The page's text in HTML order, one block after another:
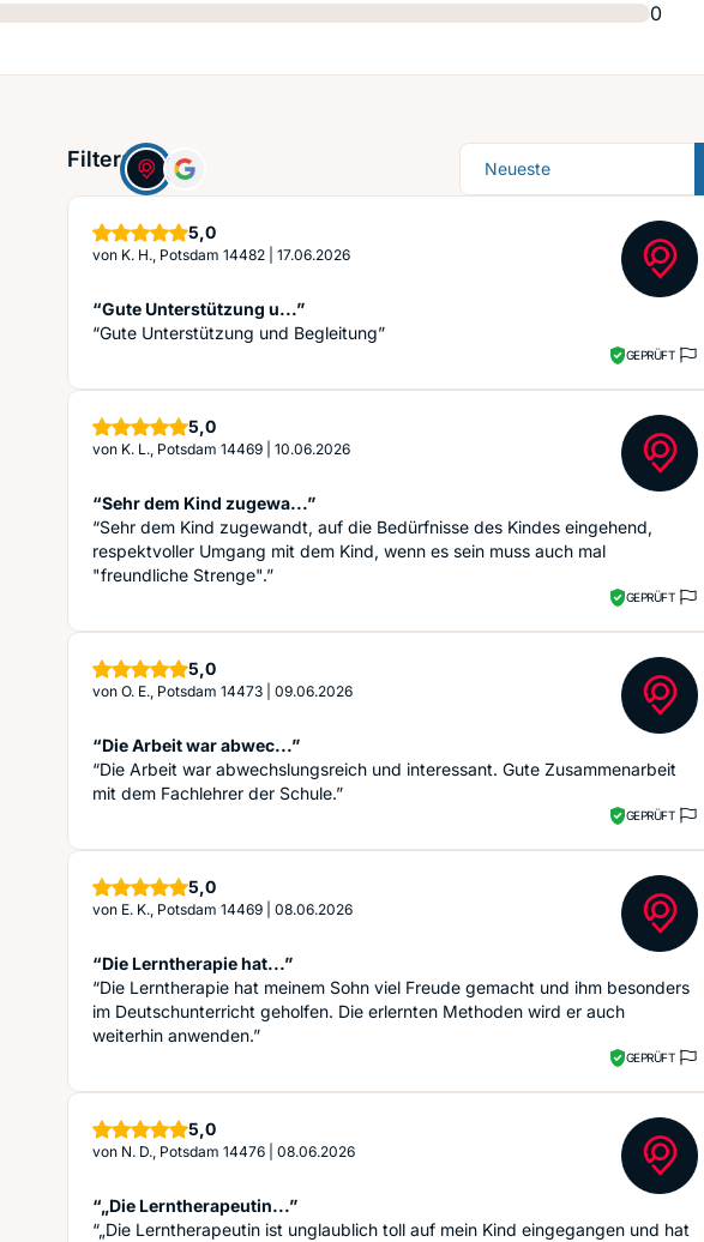
0
Filter: Sortierung
5,0Sterne
von K. H., Potsdam 14482 17.06.2026
“Gute Unterstützung u...”
“Gute Unterstützung und Begleitung”
GEPRÜFT
5,0Sterne
von K. L., Potsdam 14469 10.06.2026
“Sehr dem Kind zugewa...”
“Sehr dem Kind zugewandt, auf die Bedürfnisse des Kindes eingehend,
respektvoller Umgang mit dem Kind, wenn es sein muss auch mal
"freundliche Strenge".”
GEPRÜFT
5,0Sterne
von O. E., Potsdam 14473 09.06.2026
“Die Arbeit war abwec...”
“Die Arbeit war abwechslungsreich und interessant. Gute Zusammenarbeit
mit dem Fachlehrer der Schule.”
GEPRÜFT
5,0Sterne
von E. K., Potsdam 14469 08.06.2026
“Die Lerntherapie hat...”
“Die Lerntherapie hat meinem Sohn viel Freude gemacht und ihm besonders
im Deutschunterricht geholfen. Die erlernten Methoden wird er auch
weiterhin anwenden.”
GEPRÜFT
5,0Sterne
von N. D., Potsdam 14476 08.06.2026
“„Die Lerntherapeutin...”
“„Die Lerntherapeutin ist unglaublich toll auf mein Kind eingegangen und hat